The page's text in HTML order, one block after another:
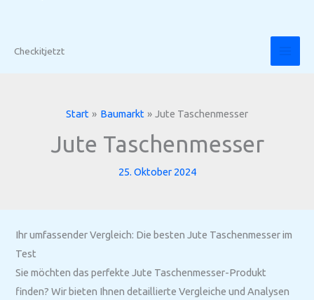
InhaltCheckitjetzt
Start Baumarkt Jute Taschenmesser
Jute Taschenmesser
25. Oktober 2024
Ihr umfassender Vergleich: Die besten Jute Taschenmesser im
Test
Sie möchten das perfekte Jute Taschenmesser-Produkt
finden? Wir bieten Ihnen detaillierte Vergleiche und Analysen